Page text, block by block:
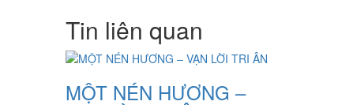
Tin liên quan
MỘT NÉN HƯƠNG –